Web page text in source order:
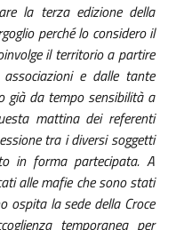
la terza edizione della
perché lo considero il
il territorio a partire
e dalle tante
già da tempo sensibilità a
mattina dei referenti
tra i diversi soggetti
in forma partecipata. A
alle mafie che sono stati
ospita la sede della Croce
temporanea per